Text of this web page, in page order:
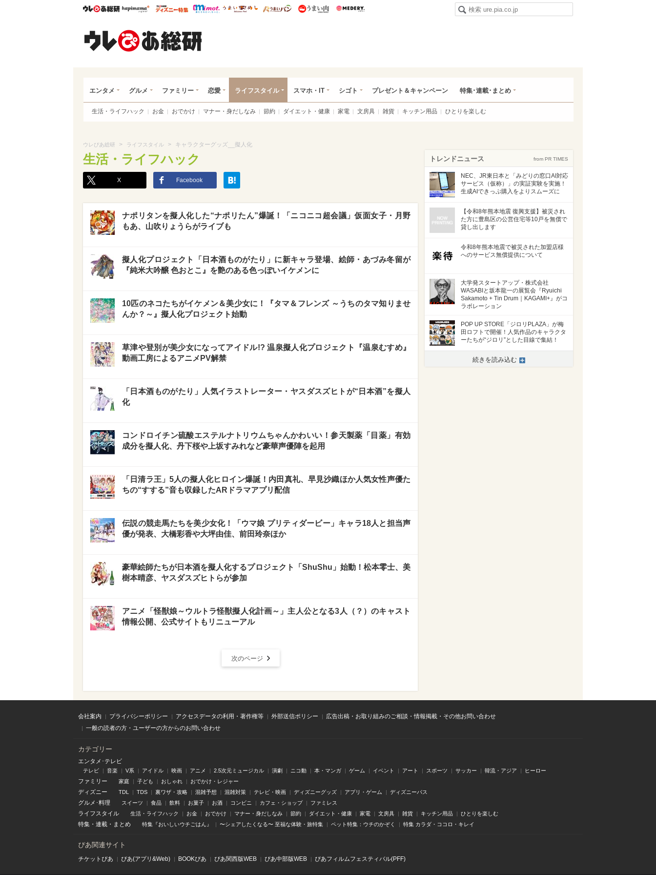
ウレぴあ総研ハピママ* ウレぴあ総研 ディズニー特集
mimot. うまいめし うまいパン うまい肉
エンタメ グルメ ファミリー 恋愛 ライフスタイル スマホ・IT シゴト プレゼント＆キャンペーン 特集･連載･まとめ
生活・ライフハック お金 おでかけ マナー・身だしなみ 節約 ダイエット・健康 家電 文房具 雑貨 キッチン用品 ひとりを楽しむ
ウレぴあ総研 > ライフスタイル > キャラクターグッズ__擬人化
生活・ライフハック
X Facebook
ナポリタンを擬人化した“ナポリたん”爆誕！「ニコニコ超会議」仮面女子・月野
もあ、山吹りょうらがライブも
擬人化プロジェクト「日本酒ものがたり」に新キャラ登場、絵師・あづみ冬留が
『純米大吟醸 色おとこ』を艶のある色っぽいイケメンに
10匹のネコたちがイケメン＆美少女に！『タマ＆フレンズ ～うちのタマ知りませ
んか？～』擬人化プロジェクト始動
草津や登別が美少女になってアイドル!? 温泉擬人化プロジェクト『温泉むすめ』
動画工房によるアニメPV解禁
「日本酒ものがたり」人気イラストレーター・ヤスダスズヒトが“日本酒”を擬人
化
コンドロイチン硫酸エステルナトリウムちゃんかわいい！参天製薬「目薬」有効
成分を擬人化、丹下桜や上坂すみれなど豪華声優陣を起用
「日清ラ王」5人の擬人化ヒロイン爆誕！内田真礼、早見沙織ほか人気女性声優た
ちの“すする”音も収録したARドラマアプリ配信
伝説の競走馬たちを美少女化！「ウマ娘 プリティダービー」キャラ18人と担当声
優が発表、大橋彩香や大坪由佳、前田玲奈ほか
豪華絵師たちが日本酒を擬人化するプロジェクト「ShuShu」始動！松本零士、美
樹本晴彦、ヤスダスズヒトらが参加
アニメ「怪獣娘～ウルトラ怪獣擬人化計画～」主人公となる3人（？）のキャスト
情報公開、公式サイトもリニューアル
次のページ
トレンドニュース from PR TIMES
NEC、JR東日本と「みどりの窓口AI対応
サービス（仮称）」の実証実験を実施！
生成AIできっぷ購入をよりスムーズに
【令和8年熊本地震 復興支援】被災され
た方に豊島区の公営住宅等10戸を無償で
貸し出します
令和8年熊本地震で被災された加盟店様
へのサービス無償提供について
大学発スタートアップ・株式会社
WASABIと坂本龍一の展覧会『Ryuichi
Sakamoto + Tin Drum｜KAGAMI+』がコ
ラボレーション
POP UP STORE「ジロリPLAZA」が梅
田ロフトで開催！人気作品のキャラクタ
ーたちが“ジロリ”とした目線で集結！
続きを読み込む
会社案内 プライバシーポリシー アクセスデータの利用・著作権等 外部送信ポリシー
広告出稿・お取り組みのご相談・情報掲載・その他お問い合わせ
一般の読者の方・ユーザーの方からのお問い合わせ
カテゴリー
エンタメ･テレビ
テレビ 音楽 V系 アイドル 映画 アニメ 2.5次元ミュージカル 演劇 ニコ動 本・マンガ ゲーム イベント アート スポーツ サッカー 韓流・アジア ヒーロー
ファミリー 家庭 子ども おしゃれ おでかけ・レジャー
ディズニー TDL TDS 裏ワザ・攻略 混雑予想 混雑対策 テレビ・映画 ディズニーグッズ アプリ・ゲーム ディズニーパス
グルメ･料理 スイーツ 食品 飲料 お菓子 お酒 コンビニ カフェ・ショップ ファミレス
ライフスタイル 生活・ライフハック お金 おでかけ マナー・身だしなみ 節約 ダイエット・健康 家電 文房具 雑貨 キッチン用品 ひとりを楽しむ
特集 ・ 連載 ・ まとめ 特集『おいしいウチごはん』 〜シェアしたくなる〜 至福な体験・旅特集 ペット特集：ウチのかぞく 特集 カラダ・ココロ・キレイ
ぴあ関連サイト
チケットぴあ ぴあ(アプリ&Web) BOOKぴあ ぴあ関⻄版WEB ぴあ中部版WEB ぴあフィルムフェスティバル(PFF)